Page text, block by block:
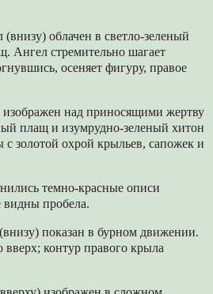
облачен в светло-зеленый
Ангел стремительно шагает
осеняет фигуру, правое
над приносящими жертву
плащ и изумрудно-зеленый хитон
с золотой охрой крыльев, сапожек и
темно-красные описи
видны пробела.
показан в бурном движении.
контур правого крыла